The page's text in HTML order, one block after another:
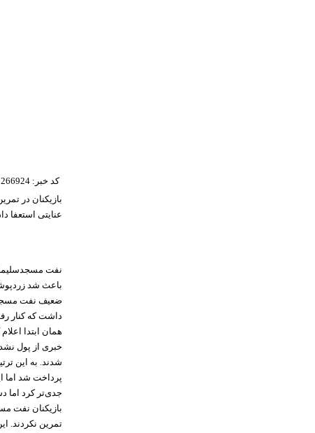
کد خبر: 266924
بازیکنان در
عنایتی استعفا
نفت
باعث شد
داشت که کنار
خبری از پول نشد
شدند. به این
پرداخت شد اما
جدی‌تر کرد اما
بازیکنان نفت
تمرین نکردند.